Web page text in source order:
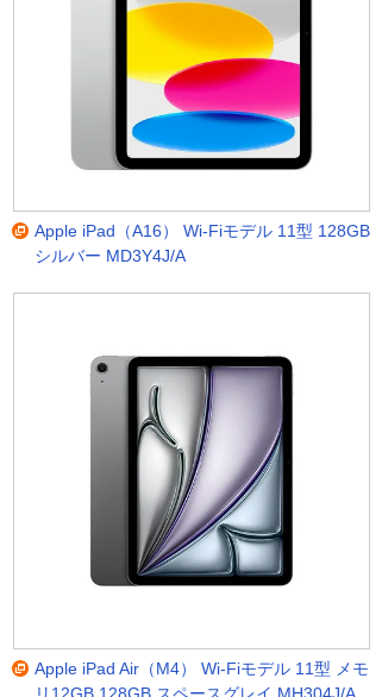
Apple iPad（A16） Wi-Fiモデル 11型 128GB
シルバー MD3Y4J/A
Apple iPad Air（M4） Wi-Fiモデル 11型 メモ
リ12GB 128GB スペースグレイ MH304J/A